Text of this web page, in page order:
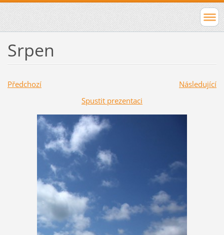
Srpen
Předchozí
Následující
Spustit prezentaci